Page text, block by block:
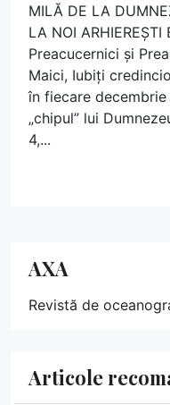
MILĂ DE LA
LA NOI ARHIEREȘTI
Preacucernici și
Maici, Iubiți
în fiecare
„chipul” lui
4,...
AXA
Revistă de
Articole